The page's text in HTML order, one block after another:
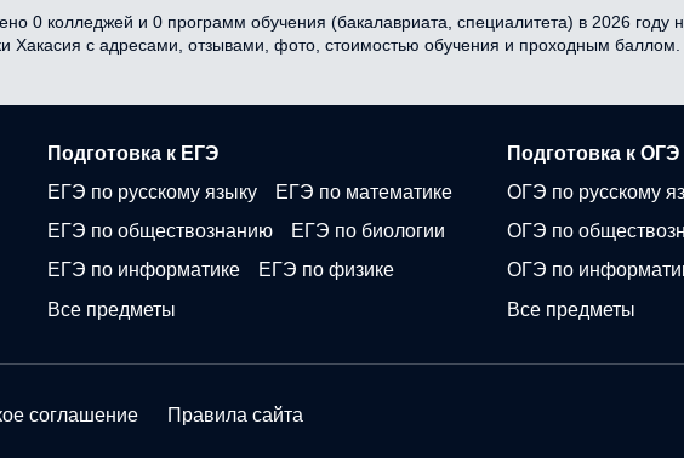
0 колледжей и 0 программ обучения (бакалавриата, специалитета) в 2026 году
Хакасия с адресами, отзывами, фото, стоимостью обучения и проходным баллом.
Подготовка к ЕГЭ
ЕГЭ по русскому языку
ЕГЭ по математике
ЕГЭ по обществознанию
ЕГЭ по биологии
ЕГЭ по информатике
ЕГЭ по физике
Все предметы
Подготовка к ОГЭ
ОГЭ по русскому
ОГЭ по
ОГЭ по
Все предметы
соглашение Правила сайта